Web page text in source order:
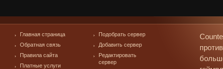
Главная страница
Обратная связь
Правила сайта
Платные услуги
Подобрать сервер
Добавить сервер
Редактировать
сервер